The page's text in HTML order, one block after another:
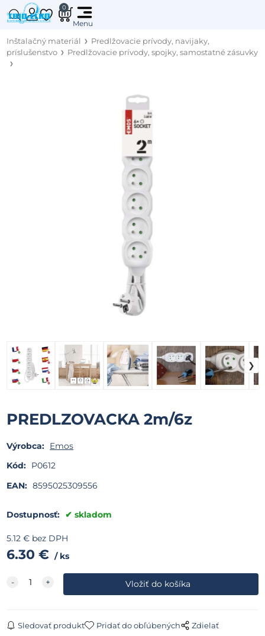
0
Inštalačný materiál
Predlžovacie prívody, navijaky,
príslušenstvo
Predlžovacie prívody, spojky, samostatné zásuvky
PREDLZOVACKA 2m/6z
Výrobca: Emos
Kód: P0612
EAN: 8595025309556
Dostupnosť: skladom
5.12 € bez DPH
6.30 € ks
Sledovať produkt Pridať do obľúbených Zdielať